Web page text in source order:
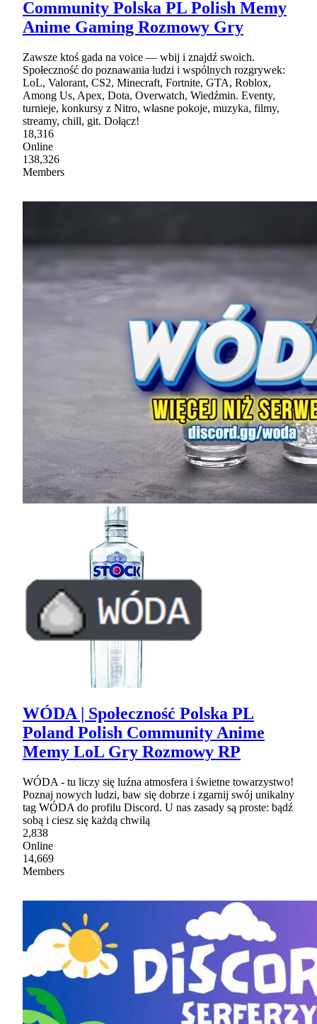
Community Polska PL Polish Memy
Anime Gaming Rozmowy Gry
Zawsze ktoś gada na voice — wbij i znajdź swoich.
Społeczność do poznawania ludzi i wspólnych rozgrywek:
LoL, Valorant, CS2, Minecraft, Fortnite, GTA, Roblox,
Among Us, Apex, Dota, Overwatch, Wiedźmin. Eventy,
turnieje, konkursy z Nitro, własne pokoje, muzyka, filmy,
streamy, chill, git. Dołącz!
18,316
Online
138,326
Members
WÓDA | Społeczność Polska PL
Poland Polish Community Anime
Memy LoL Gry Rozmowy RP
WÓDA - tu liczy się luźna atmosfera i świetne towarzystwo!
Poznaj nowych ludzi, baw się dobrze i zgarnij swój unikalny
tag WÓDA do profilu Discord. U nas zasady są proste: bądź
sobą i ciesz się każdą chwilą
2,838
Online
14,669
Members